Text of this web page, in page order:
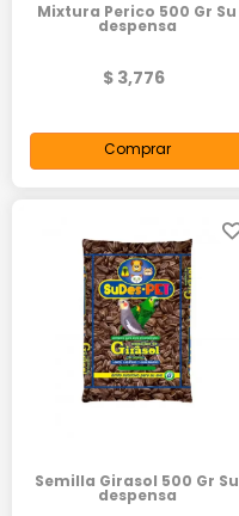
Mixtura Perico 500 Gr Su
despensa
$ 3,776
Comprar
Semilla Girasol 500 Gr Su
despensa